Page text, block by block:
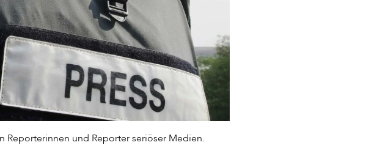
Reporterinnen und Reporter seriöser Medien.